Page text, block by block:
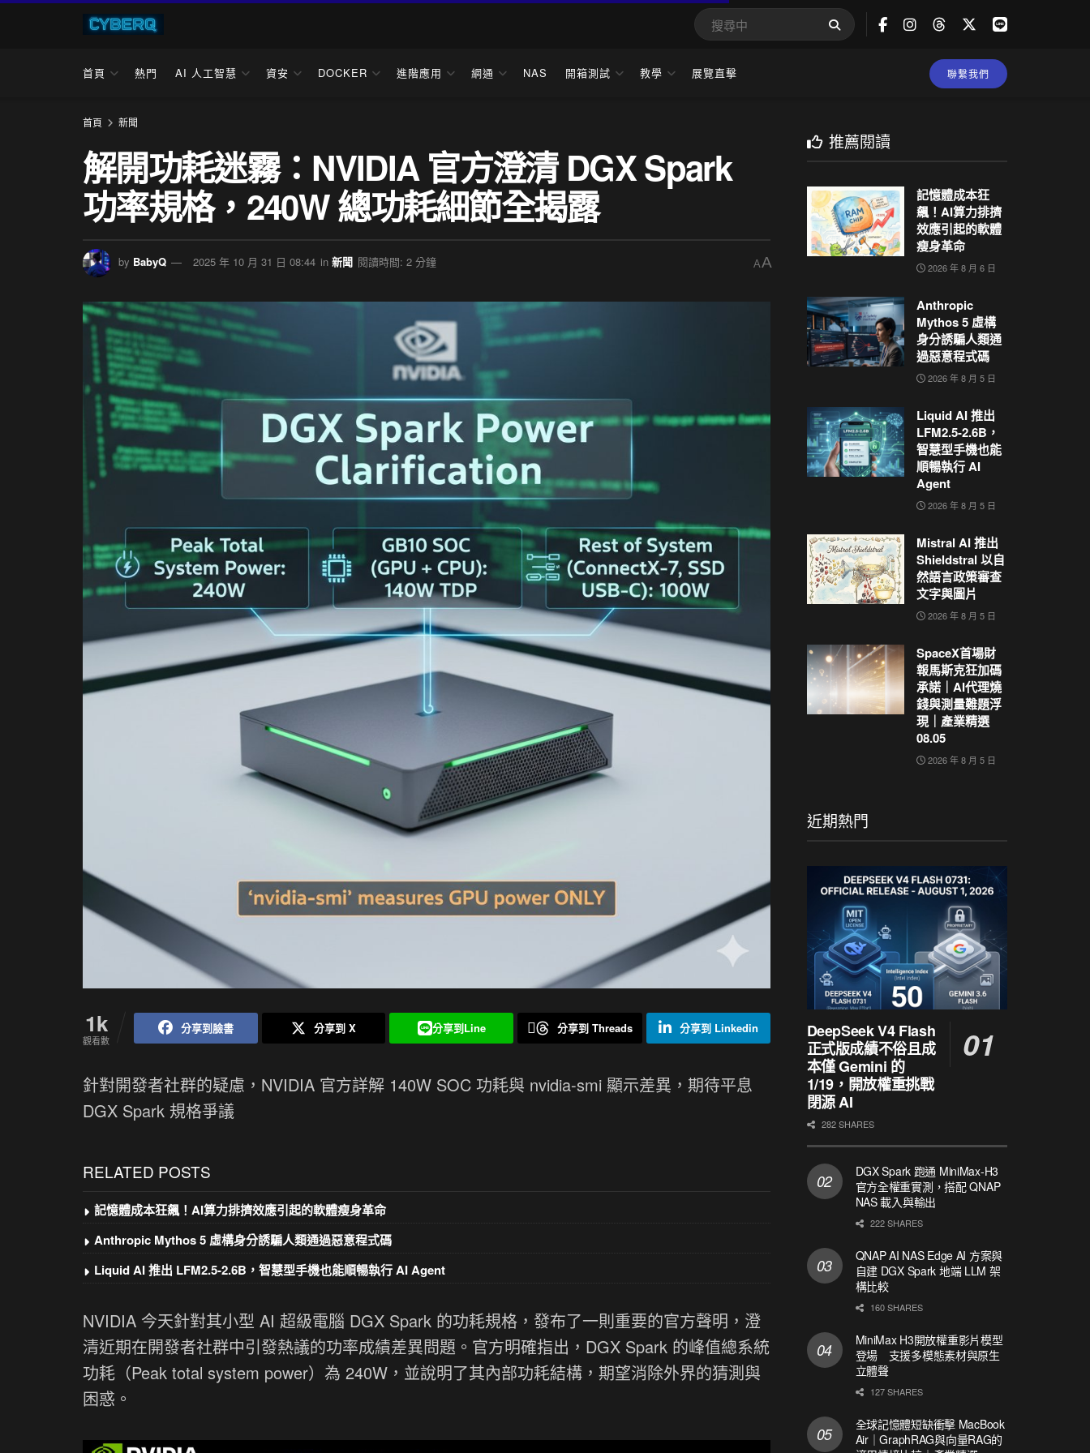
首頁 熱門 AI 人工智慧 資安 DOCKER 進階應用 網通 NAS 開箱測試 教學 展覽直擊 聯繫我們
首頁 新聞
解開功耗迷霧：NVIDIA 官方澄清 DGX Spark
功率規格，240W 總功耗細節全揭露
by BabyQ 2025 年 10 月 31 日 08:44 in 新聞 閱讀時間: 2 分鐘 AA
1k
觀看數
分享到臉書 分享到 X 分享到Line 分享到 Threads 分享到 Linkedin
針對開發者社群的疑慮，NVIDIA 官方詳解 140W SOC 功耗與 nvidia-smi 顯示差異，期待平息
DGX Spark 規格爭議
RELATED POSTS
記憶體成本狂飆！AI算力排擠效應引起的軟體瘦身革命
Anthropic Mythos 5 虛構身分誘騙人類通過惡意程式碼
Liquid AI 推出 LFM2.5-2.6B，智慧型手機也能順暢執行 AI Agent
NVIDIA 今天針對其小型 AI 超級電腦 DGX Spark 的功耗規格，發布了一則重要的官方聲明，澄
清近期在開發者社群中引發熱議的功率成績差異問題。官方明確指出，DGX Spark 的峰值總系統
功耗（Peak total system power）為 240W，並說明了其內部功耗結構，期望消除外界的猜測與
困惑。
推薦閱讀
記憶體成本狂
飆！AI算力排擠
效應引起的軟體
瘦身革命
2026 年 8 月 6 日
Anthropic
Mythos 5 虛構
身分誘騙人類通
過惡意程式碼
2026 年 8 月 5 日
Liquid AI 推出
LFM2.5-2.6B，
智慧型手機也能
順暢執行 AI
Agent
2026 年 8 月 5 日
Mistral AI 推出
Shieldstral 以自
然語言政策審查
文字與圖片
2026 年 8 月 5 日
SpaceX首場財
報馬斯克狂加碼
承諾｜AI代理燒
錢與測量難題浮
現｜產業精選
08.05
2026 年 8 月 5 日
近期熱門
DeepSeek V4 Flash
正式版成績不俗且成
本僅 Gemini 的
1/19，開放權重挑戰
閉源 AI
282 SHARES
DGX Spark 跑通 MiniMax-H3
官方全權重實測，搭配 QNAP
NAS 載入與輸出
222 SHARES
QNAP AI NAS Edge AI 方案與
自建 DGX Spark 地端 LLM 架
構比較
160 SHARES
MiniMax H3開放權重影片模型
登場 支援多模態素材與原生
立體聲
127 SHARES
全球記憶體短缺衝擊 MacBook
Air｜GraphRAG與向量RAG的